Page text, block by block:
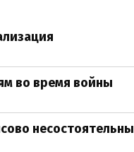
во время войны
несостоятельны